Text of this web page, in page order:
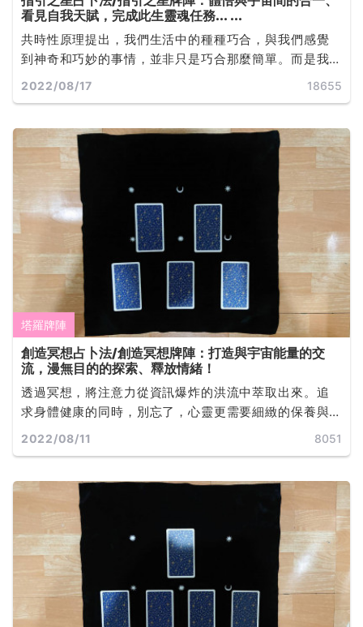
看見自我天賦，完成此生靈魂任務... ...
共時性原理提出，我們生活中的種種巧合，與我們感覺
到神奇和巧妙的事情，並非只是巧合那麼簡單。而是我
們每個人內在的心理的狀態與外界的事物變化共同響
2022/08/17 18655
塔羅牌陣
創造冥想占卜法/創造冥想牌陣：打造與宇宙能量的交
流，漫無目的的探索、釋放情緒！
透過冥想，將注意力從資訊爆炸的洪流中萃取出來。追
求身體健康的同時，別忘了，心靈更需要細緻的保養與
呵護。只要當下有不舒服的情緒，藉由冥想，讓負面情
2022/08/11 8051